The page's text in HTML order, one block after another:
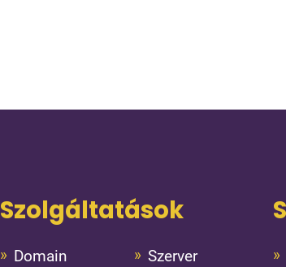
Szolgáltatások
Domain
Szerver